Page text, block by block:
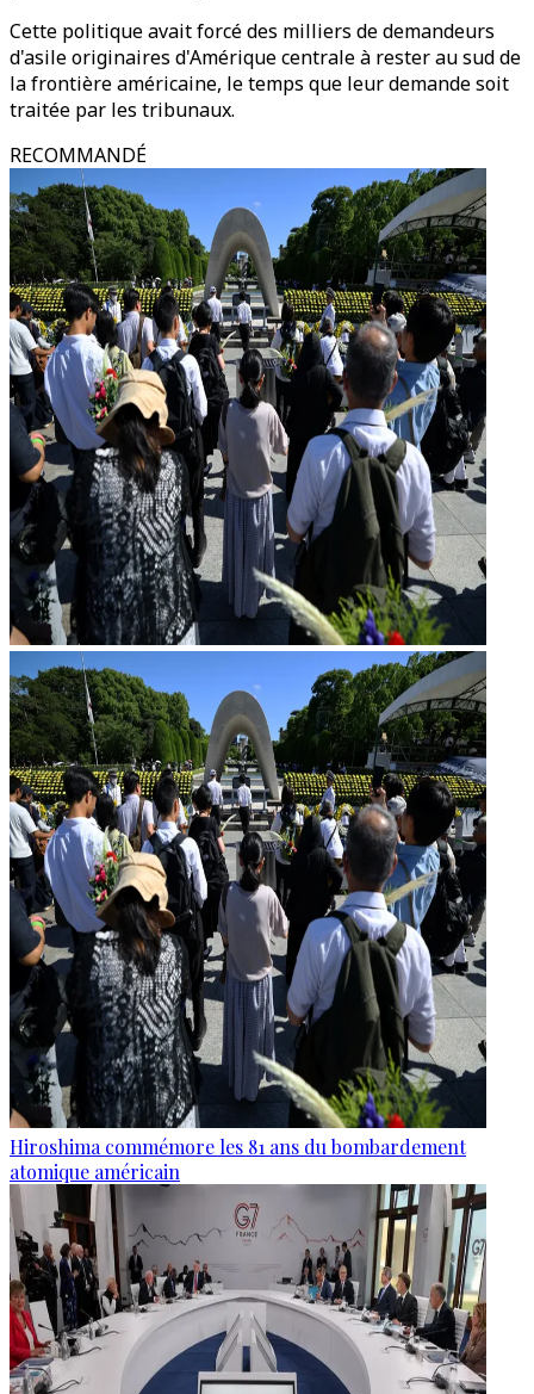
Cette politique avait forcé des milliers de demandeurs
d'asile originaires d'Amérique centrale à rester au sud de
la frontière américaine, le temps que leur demande soit
traitée par les tribunaux.
RECOMMANDÉ
Hiroshima commémore les 81 ans du bombardement
atomique américain